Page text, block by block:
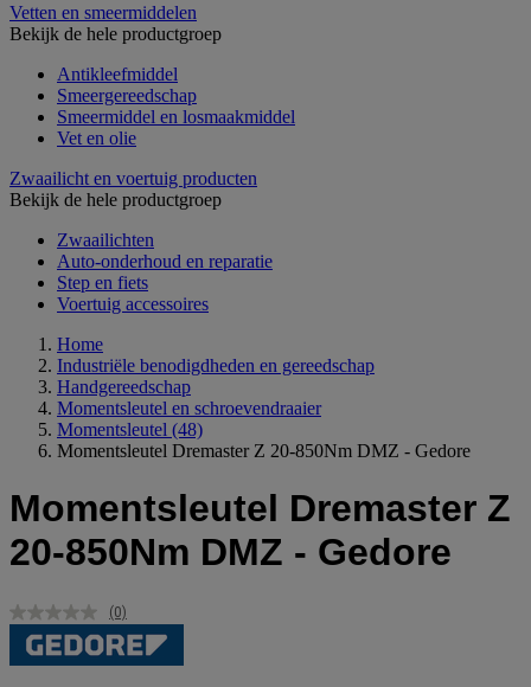
Vetten en smeermiddelen
Bekijk de hele productgroep
Antikleefmiddel
Smeergereedschap
Smeermiddel en losmaakmiddel
Vet en olie
Zwaailicht en voertuig producten
Bekijk de hele productgroep
Zwaailichten
Auto-onderhoud en reparatie
Step en fiets
Voertuig accessoires
Home
Industriële benodigdheden en gereedschap
Handgereedschap
Momentsleutel en schroevendraaier
Momentsleutel (48)
Momentsleutel Dremaster Z 20-850Nm DMZ - Gedore
Momentsleutel Dremaster Z
20-850Nm DMZ - Gedore
Geen
scorewaarde.
Dezelfde
(0)